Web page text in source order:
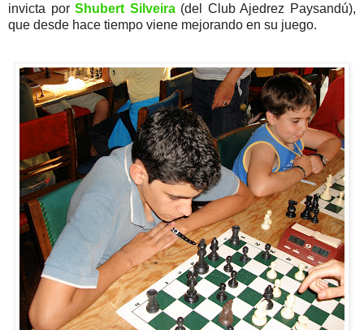
invicta porShubert Silveira(del Club Ajedrez Paysandú),
que desde hace tiempo viene mejorando en su juego.